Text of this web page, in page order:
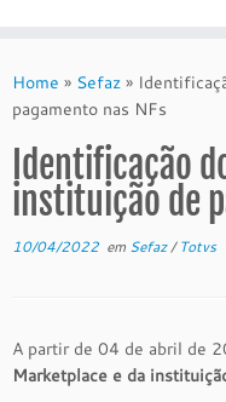
content
Home » Sefaz »
pagamento nas NFs
Identificação
instituição de
10/04/2022 em Sefaz/Totvs
A partir de 04 de abril de
Marketplace e da